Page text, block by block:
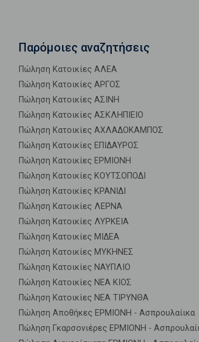
Παρόμοιες αναζητήσεις
Πώληση Κατοικίες ΑΛΕΑ
Πώληση Κατοικίες ΑΡΓΟΣ
Πώληση Κατοικίες ΑΣΙΝΗ
Πώληση Κατοικίες ΑΣΚΛΗΠΙΕΙΟ
Πώληση Κατοικίες ΑΧΛΑΔΟΚΑΜΠΟΣ
Πώληση Κατοικίες ΕΠΙΔΑΥΡΟΣ
Πώληση Κατοικίες ΕΡΜΙΟΝΗ
Πώληση Κατοικίες ΚΟΥΤΣΟΠΟΔΙ
Πώληση Κατοικίες ΚΡΑΝΙΔΙ
Πώληση Κατοικίες ΛΕΡΝΑ
Πώληση Κατοικίες ΛΥΡΚΕΙΑ
Πώληση Κατοικίες ΜΙΔΕΑ
Πώληση Κατοικίες ΜΥΚΗΝΕΣ
Πώληση Κατοικίες ΝΑΥΠΛΙΟ
Πώληση Κατοικίες ΝΕΑ ΚΙΟΣ
Πώληση Κατοικίες ΝΕΑ ΤΙΡΥΝΘΑ
Πώληση Αποθήκες ΕΡΜΙΟΝΗ - Ασπρουλαίικα
Πώληση Γκαρσονιέρες ΕΡΜΙΟΝΗ -